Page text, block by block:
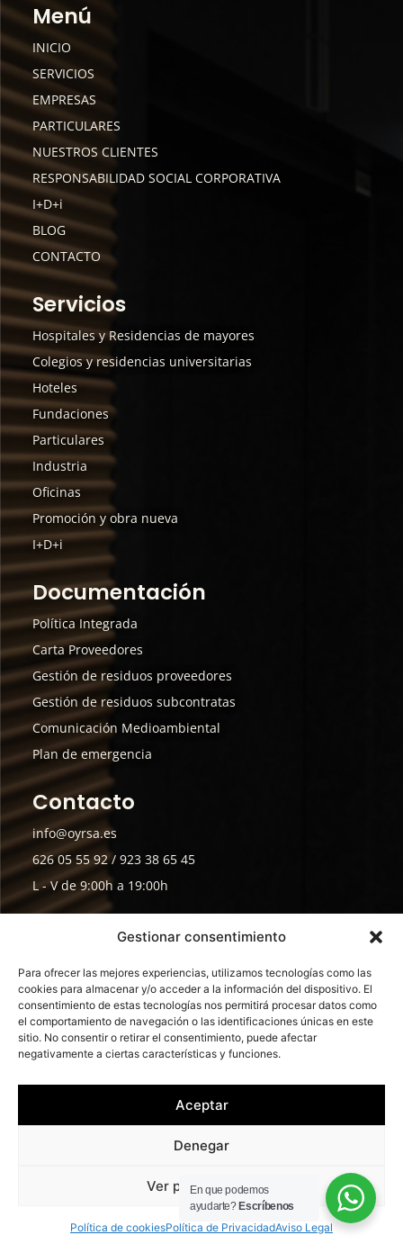
Gestionar consentimiento
Para ofrecer las mejores experiencias, utilizamos tecnologías como las
cookies para almacenar y/o acceder a la información del dispositivo. El
consentimiento de estas tecnologías nos permitirá procesar datos como
el comportamiento de navegación o las identificaciones únicas en este
sitio. No consentir o retirar el consentimiento, puede afectar
negativamente a ciertas características y funciones.
Aceptar
Denegar
Ver preferencias
Política de cookiesPolítica de PrivacidadAviso Legal
Menú
INICIO
SERVICIOS
EMPRESAS
PARTICULARES
NUESTROS CLIENTES
RESPONSABILIDAD SOCIAL CORPORATIVA
I+D+i
BLOG
CONTACTO
Servicios
Hospitales y Residencias de mayores
Colegios y residencias universitarias
Hoteles
Fundaciones
Particulares
Industria
Oficinas
Promoción y obra nueva
I+D+i
Documentación
Política Integrada
Carta Proveedores
Gestión de residuos proveedores
Gestión de residuos subcontratas
Comunicación Medioambiental
Plan de emergencia
Contacto
info@oyrsa.es
626 05 55 92 / 923 38 65 45
L - V de 9:00h a 19:00h
©2026 OYRSA · Todos los
derechos reservados ·
Aviso Legal
En que podemos
ayudarte? Escríbenos